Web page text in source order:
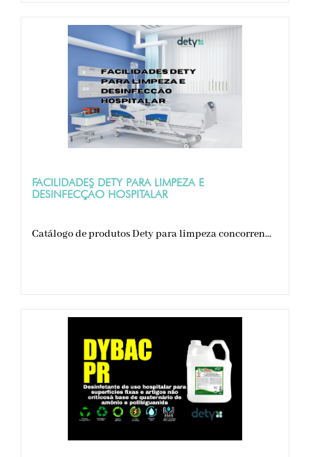
FACILIDADES DETY PARA LIMPEZA E
DESINFECÇÃO HOSPITALAR
Catálogo de produtos Dety para limpeza concorren...